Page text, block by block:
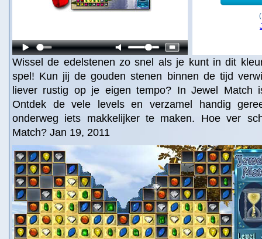
Wissel de edelstenen zo snel als je kunt in dit
spel! Kun jij de gouden stenen binnen de tijd
liever rustig op je eigen tempo? In Jewel Match
Ontdek de vele levels en verzamel handig
onderweg iets makkelijker te maken. Hoe ver
Match? Jan 19, 2011